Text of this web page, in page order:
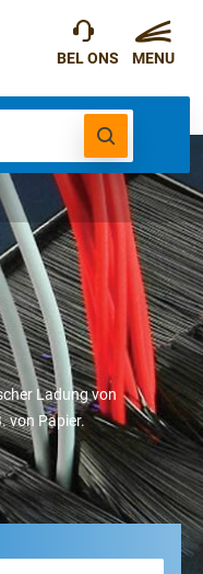
Ladung von
von Papier.